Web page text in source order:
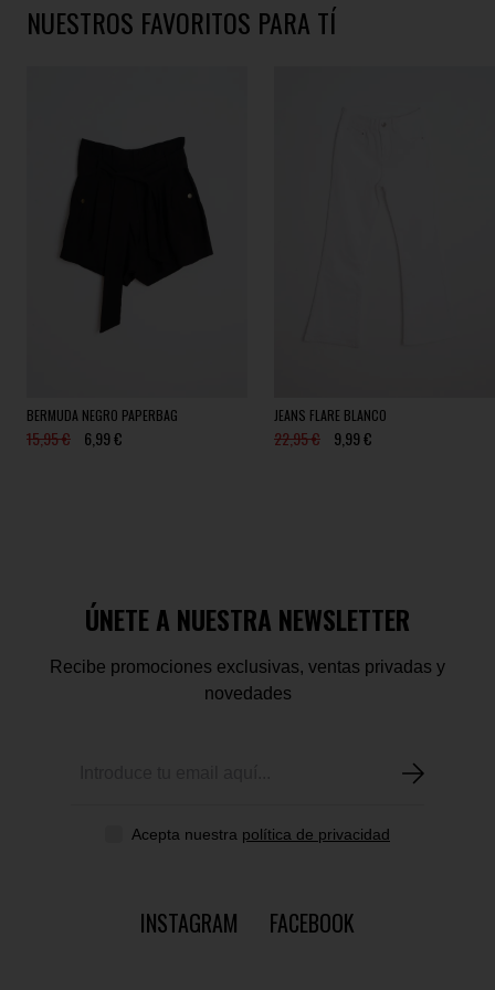
NUESTROS FAVORITOS PARA TÍ
BERMUDA NEGRO PAPERBAG
15,95 € 6,99 €
JEANS FLARE BLANCO
22,95 € 9,99 €
ÚNETE A NUESTRA NEWSLETTER
Recibe promociones exclusivas, ventas privadas y
novedades
Acepta nuestra política de privacidad
INSTAGRAM FACEBOOK